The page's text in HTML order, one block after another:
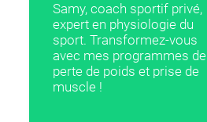
Samy, coach sportif privé,
expert en physiologie du
sport. Transformez-vous
avec mes programmes de
perte de poids et prise de
muscle !